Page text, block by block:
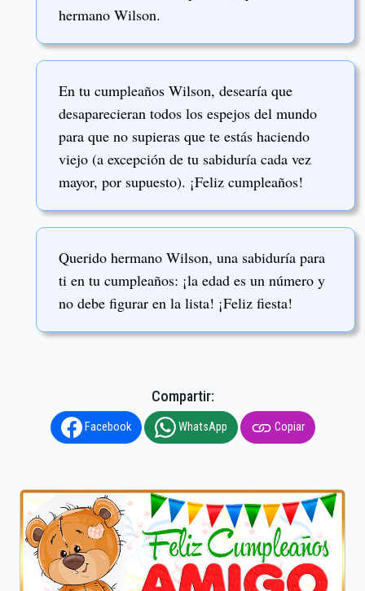
hermano Wilson.
En tu cumpleaños Wilson, desearía que
desaparecieran todos los espejos del mundo
para que no supieras que te estás haciendo
viejo (a excepción de tu sabiduría cada vez
mayor, por supuesto). ¡Feliz cumpleaños!
Querido hermano Wilson, una sabiduría para
ti en tu cumpleaños: ¡la edad es un número y
no debe figurar en la lista! ¡Feliz fiesta!
Compartir:
Facebook WhatsApp Copiar